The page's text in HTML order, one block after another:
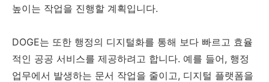
높이는 작업을 진행할 계획입니다.
DOGE는 또한 행정의 디지털화를 통해 보다 빠르고 효율
적인 공공 서비스를 제공하려고 합니다. 예를 들어, 행정
업무에서 발생하는 문서 작업을 줄이고, 디지털 플랫폼을